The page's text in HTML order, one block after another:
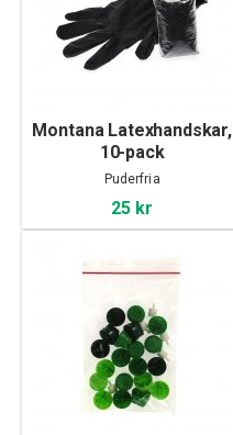
Montana Latexhandskar,
10-pack
Puderfria
25 kr